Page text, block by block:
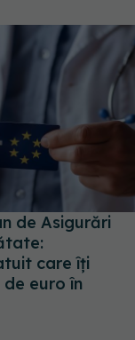
de Asigurări
care îți
euro în